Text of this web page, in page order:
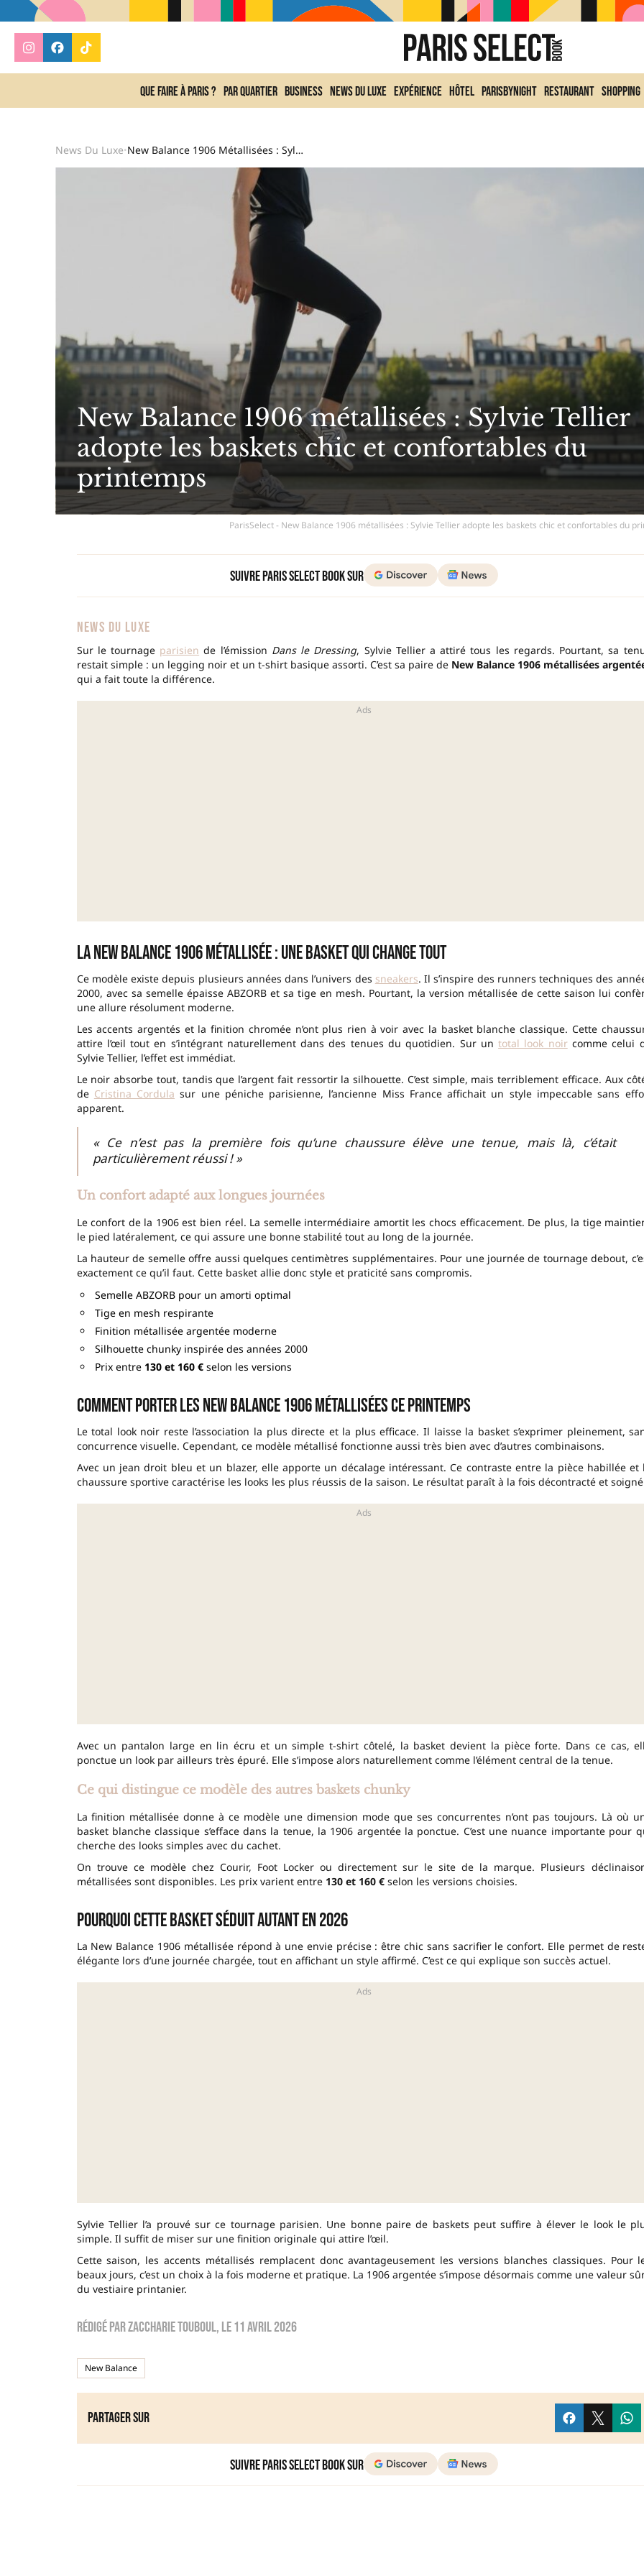
Que faire à Paris ? Par quartier Business News du Luxe Expérience Hôtel ParisByNight Restaurant Shopping
News Du Luxe• New Balance 1906 Métallisées : Sylvie Tellier Adopte Les Baskets Chic Et Confortables Du Printemps
New Balance 1906 métallisées : Sylvie Tellier
adopte les baskets chic et confortables du
printemps
ParisSelect - New Balance 1906 métallisées : Sylvie Tellier adopte les baskets chic et confortables du
Suivre Paris Select Book sur
NEWS DU LUXE
Sur le tournage parisien de l’émission Dans le Dressing, Sylvie Tellier a attiré tous les regards. Pourtant, sa
restait simple : un legging noir et un t-shirt basique assorti. C’est sa paire de New Balance 1906 métallisées
qui a fait toute la différence.
La New Balance 1906 métallisée : une basket qui change tout
Ce modèle existe depuis plusieurs années dans l’univers des sneakers. Il s’inspire des runners techniques des
2000, avec sa semelle épaisse ABZORB et sa tige en mesh. Pourtant, la version métallisée de cette saison lui
une allure résolument moderne.
Les accents argentés et la finition chromée n’ont plus rien à voir avec la basket blanche classique. Cette
attire l’œil tout en s’intégrant naturellement dans des tenues du quotidien. Sur untotal look noircomme celui
Sylvie Tellier, l’effet est immédiat.
Le noir absorbe tout, tandis que l’argent fait ressortir la silhouette. C’est simple, mais terriblement efficace. Aux
de Cristina Cordula sur une péniche parisienne, l’ancienne Miss France affichait un style impeccable sans
apparent.
« Ce n’est pas la première fois qu’une chaussure élève une tenue, mais là, c’était
particulièrement réussi ! »
Un confort adapté aux longues journées
Le confort de la 1906 est bien réel. La semelle intermédiaire amortit les chocs efficacement. De plus, la tige
le pied latéralement, ce qui assure une bonne stabilité tout au long de la journée.
La hauteur de semelle offre aussi quelques centimètres supplémentaires. Pour une journée de tournage debout,
exactement ce qu’il faut. Cette basket allie donc style et praticité sans compromis.
Semelle ABZORB pour un amorti optimal
Tige en mesh respirante
Finition métallisée argentée moderne
Silhouette chunky inspirée des années 2000
Prix entre 130 et 160 €selon les versions
Comment porter les New Balance 1906 métallisées ce printemps
Le total look noir reste l’association la plus directe et la plus efficace. Il laisse la basket s’exprimer pleinement,
concurrence visuelle. Cependant, ce modèle métallisé fonctionne aussi très bien avec d’autres combinaisons.
Avec un jean droit bleu et un blazer, elle apporte un décalage intéressant. Ce contraste entre la pièce habillée et
chaussure sportive caractérise les looks les plus réussis de la saison. Le résultat paraît à la fois décontracté et
Avec un pantalon large en lin écru et un simple t-shirt côtelé, la basket devient la pièce forte. Dans ce cas,
ponctue un look par ailleurs très épuré. Elle s’impose alors naturellement comme l’élément central de la tenue.
Ce qui distingue ce modèle des autres baskets chunky
La finition métallisée donne à ce modèle une dimension mode que ses concurrentes n’ont pas toujours. Là où
basket blanche classique s’efface dans la tenue, la 1906 argentée la ponctue. C’est une nuance importante pour
cherche des looks simples avec du cachet.
On trouve ce modèle chez Courir, Foot Locker ou directement sur le site de la marque. Plusieurs
métallisées sont disponibles. Les prix varient entre 130 et 160 €selon les versions choisies.
Pourquoi cette basket séduit autant en 2026
La New Balance 1906 métallisée répond à une envie précise : être chic sans sacrifier le confort. Elle permet de
élégante lors d’une journée chargée, tout en affichant un style affirmé. C’est ce qui explique son succès actuel.
Sylvie Tellier l’a prouvé sur ce tournage parisien. Une bonne paire de baskets peut suffire à élever le look le
simple. Il suffit de miser sur une finition originale qui attire l’œil.
Cette saison, les accents métallisés remplacent donc avantageusement les versions blanches classiques. Pour
beaux jours, c’est un choix à la fois moderne et pratique. La 1906 argentée s’impose désormais comme une valeur
du vestiaire printanier.
Rédigé parzaccharie touboul, le11 avril 2026
New Balance
Partager sur
Suivre Paris Select Book sur